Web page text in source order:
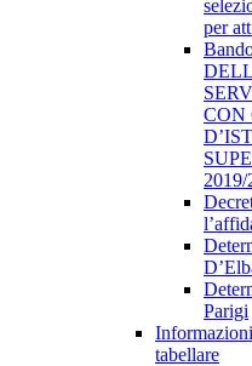
per
CON
2019/
Parigi
tabellare